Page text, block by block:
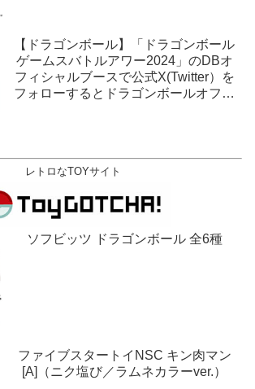
【ドラゴンボール】「ドラゴンボール
ゲームスバトルアワー2024」のDBオ
フィシャルブースで公式X(Twitter）を
フォローするとドラゴンボールオフィ
レトロなTOYサイト
ソフビッツ ドラゴンボール 全6種
ファイブスタートイNSC キン肉マン
[A]（ニク塩び／ラムネカラーver.）